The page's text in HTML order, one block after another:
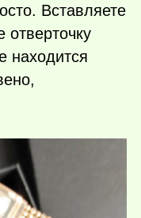
Вставляете
отверточку
находится